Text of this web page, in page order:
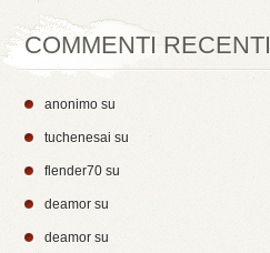
COMMENTI RECENTI
anonimo su
tuchenesai su
flender70 su
deamor su
deamor su